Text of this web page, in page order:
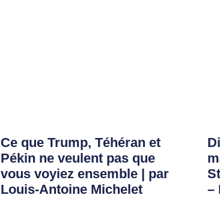
Ce que Trump, Téhéran et
Pékin ne veulent pas que
vous voyiez ensemble | par
Louis-Antoine Michelet
–